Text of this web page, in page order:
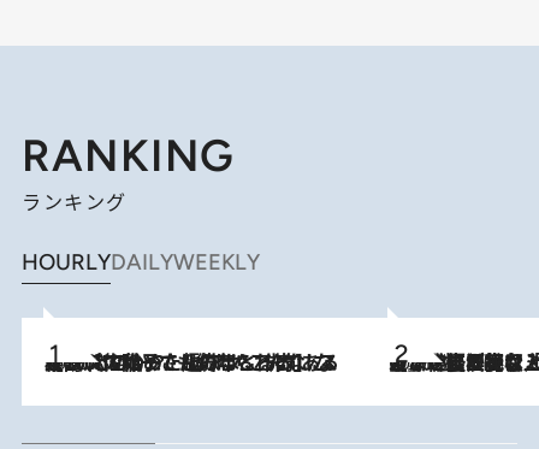
RANKING
ランキング
HOURLYDAILYWEEKLY
2026.8.5
【阿川佐和子さんの年とる力】なぜ70代で始めた趣味は“こんなに楽しい”のか？ ピアノ、俳句…スランプに陥っても続けられる“ある秘訣”とは 2026.8.5
【なぜ吉沢亮は「気配を消せる」のか？】興行収入208億の『国宝』を経て挑むミュージカル『ディア・エヴァン・ハンセン』。トップ俳優が舞台上でさらけ出した“孤独”とは